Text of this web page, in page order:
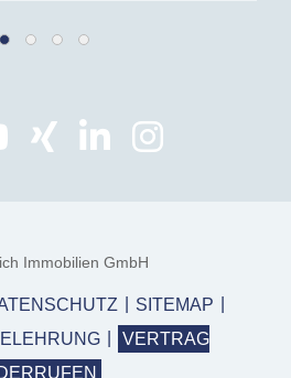
Immobilien GmbH
SITEMAP
VERTRAG